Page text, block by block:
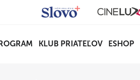
KLUB PRIATEĽOV ESHOP